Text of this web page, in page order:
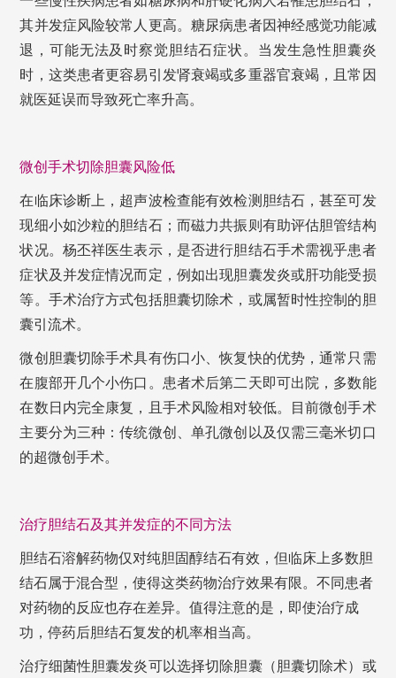
其并发症风险较常人更高。糖尿病患者因神经感觉功能减
退，可能无法及时察觉胆结石症状。当发生急性胆囊炎
时，这类患者更容易引发肾衰竭或多重器官衰竭，且常因
就医延误而导致死亡率升高。
微创手术切除胆囊风险低
在临床诊断上，超声波检查能有效检测胆结石，甚至可发
现细小如沙粒的胆结石；而磁力共振则有助评估胆管结构
状况。杨丕祥医生表示，是否进行胆结石手术需视乎患者
症状及并发症情况而定，例如出现胆囊发炎或肝功能受损
等。手术治疗方式包括胆囊切除术，或属暂时性控制的胆
囊引流术。
微创胆囊切除手术具有伤口小、恢复快的优势，通常只需
在腹部开几个小伤口。患者术后第二天即可出院，多数能
在数日内完全康复，且手术风险相对较低。目前微创手术
主要分为三种：传统微创、单孔微创以及仅需三毫米切口
的超微创手术。
治疗胆结石及其并发症的不同方法
胆结石溶解药物仅对纯胆固醇结石有效，但临床上多数胆
结石属于混合型，使得这类药物治疗效果有限。不同患者
对药物的反应也存在差异。值得注意的是，即使治疗成
功，停药后胆结石复发的机率相当高。
治疗细菌性胆囊发炎可以选择切除胆囊（胆囊切除术）或